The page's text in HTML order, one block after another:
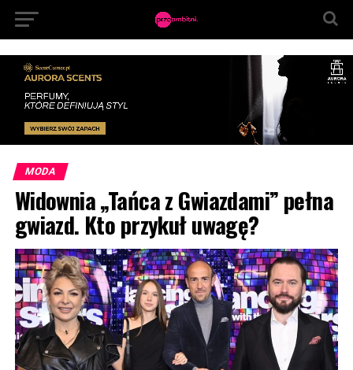
MODA
Widownia „Tańca z Gwiazdami” pełna
gwiazd. Kto przykuł uwagę?